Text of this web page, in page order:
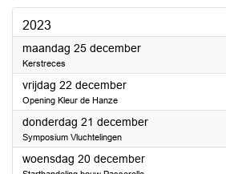
2023
maandag 25 december2023
Kerstreces
vrijdag 22 december2023
Opening Kleur de Hanze
donderdag 21 december2023
Symposium Vluchtelingen
woensdag 20 december2023